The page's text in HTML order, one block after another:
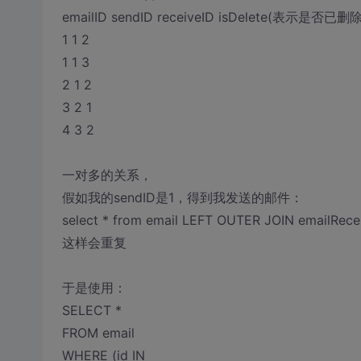
emailID sendID receiveID isDelete(表示是否已删
1 1 2
1 1 3
2 1 2
3 2 1
4 3 2
一对多的关系，
假如我的sendID是1，得到我发送的邮件：
select * from email LEFT OUTER JOIN
这样会重复
于是使用：
SELECT *
FROM email
WHERE (id IN